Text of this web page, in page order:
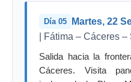
Día 05 Martes, 22
| Fátima – Cáceres
Salida hacia la
Cáceres. Visita